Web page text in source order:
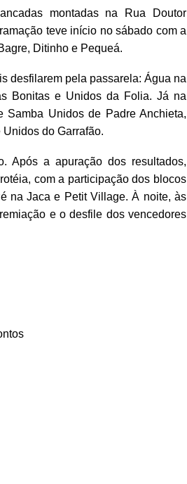
montadas na Rua Doutor
teve início no sábado com a
Ditinho e Pequeá.
desfilarem pela passarela: Água na
Bonitas e Unidos da Folia. Já na
Samba Unidos de Padre Anchieta,
do Garrafão.
Após a apuração dos resultados,
com a participação dos blocos
na Jaca e Petit Village. À noite, às
e o desfile dos vencedores